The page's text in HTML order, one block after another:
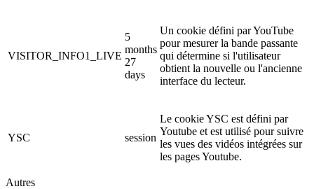
VISITOR_INFO1_LIVE
5
months
27
days
Un cookie défini par YouTube
pour mesurer la bande passante
qui détermine si l'utilisateur
obtient la nouvelle ou l'ancienne
interface du lecteur.
YSC session
Le cookie YSC est défini par
Youtube et est utilisé pour suivre
les vues des vidéos intégrées sur
les pages Youtube.
Autres